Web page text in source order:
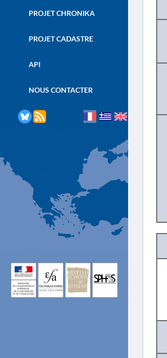
PROJET CHRONIKA
PROJET CADASTRE
API
NOUS CONTACTER